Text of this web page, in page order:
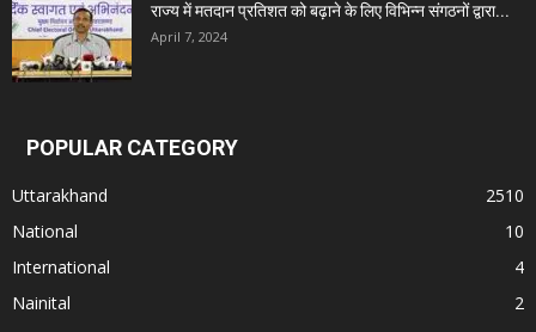
राज्य में मतदान प्रतिशत को बढ़ाने के लिए विभिन्न संगठनों द्वारा...
April 7, 2024
POPULAR CATEGORY
Uttarakhand
2510
National
10
International
4
Nainital
2